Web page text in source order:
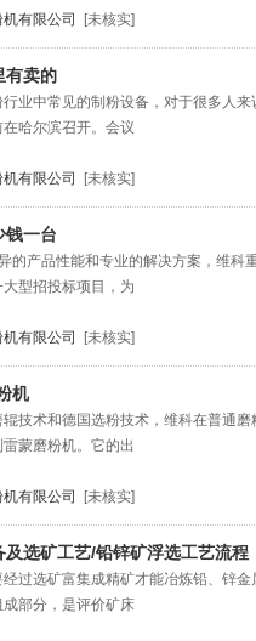
有限公司
[未核实]
有卖的
业中常见的制粉设备，对于很多人
哈尔滨召开。会议
有限公司
[未核实]
钱一台
的产品性能和专业的解决方案，维科
型招投标项目，为
有限公司
[未核实]
机
技术和德国选粉技术，维科在普通
蒙磨粉机。它的出
有限公司
[未核实]
及选矿工艺/铅锌矿浮选工艺流程
过选矿富集成精矿才能冶炼铅、锌
部分，是评价矿床